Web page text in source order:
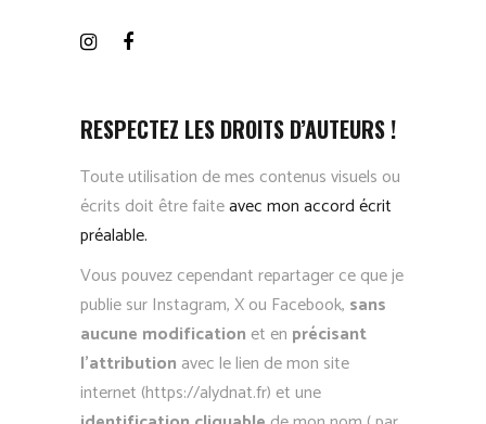
RESPECTEZ LES DROITS D’AUTEURS !
Toute utilisation de mes contenus visuels ou
écrits doit être faiteavec mon accord écrit
préalable.
Vous pouvez cependant repartager ce que je
publie sur Instagram, X ou Facebook, sans
aucune modification et en précisant
l’attribution avec le lien de mon site
internet (https://alydnat.fr) et une